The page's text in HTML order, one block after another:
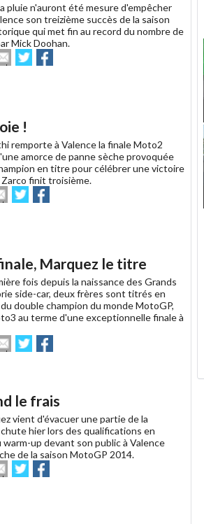
pluie n'auront été mesure d'empêcher
son treizième succès de la saison
qui met fin au record du nombre de
Mick Doohan.
EnvoyerPartager
sur sur
!
remporte à Valence la finale Moto2
amorce de panne sèche provoquée
en titre pour célébrer une victoire
finit troisième.
EnvoyerPartager
sur sur
Marquez le titre
fois depuis la naissance des Grands
side-car, deux frères sont titrés en
double champion du monde MotoGP,
au terme d'une exceptionnelle finale à
EnvoyerPartager
sur sur
le frais
vient d'évacuer une partie de la
hier lors des qualifications en
up devant son public à Valence
de la saison MotoGP 2014.
EnvoyerPartager
sur sur